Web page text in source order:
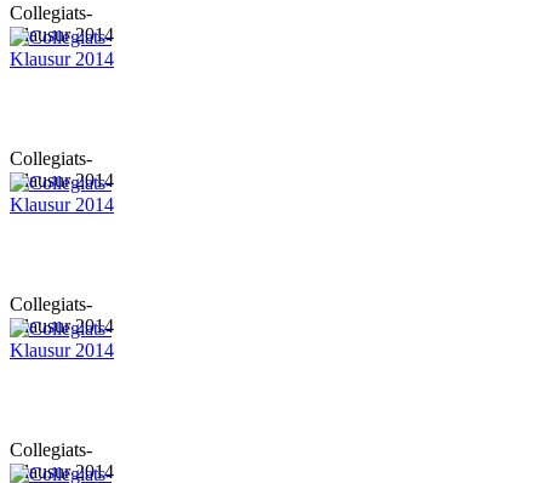
Collegiats-
Klausur 2014
Collegiats-
Klausur 2014
Collegiats-
Klausur 2014
Collegiats-
Klausur 2014